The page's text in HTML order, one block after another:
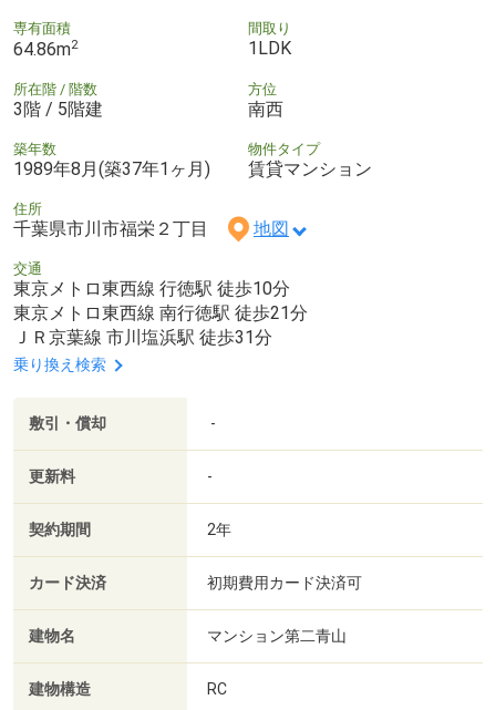
専有面積
64.86m2
間取り
1LDK
所在階 / 階数
3階 / 5階建
方位
南西
築年数
1989年8月(築37年1ヶ月)
物件タイプ
賃貸マンション
住所
千葉県市川市福栄２丁目 地図
交通
東京メトロ東西線 行徳駅 徒歩10分
東京メトロ東西線 南行徳駅 徒歩21分
ＪＲ京葉線 市川塩浜駅 徒歩31分
乗り換え検索
敷引・償却 -
更新料 -
契約期間 2年
カード決済 初期費用カード決済可
建物名 マンション第二青山
建物構造 RC